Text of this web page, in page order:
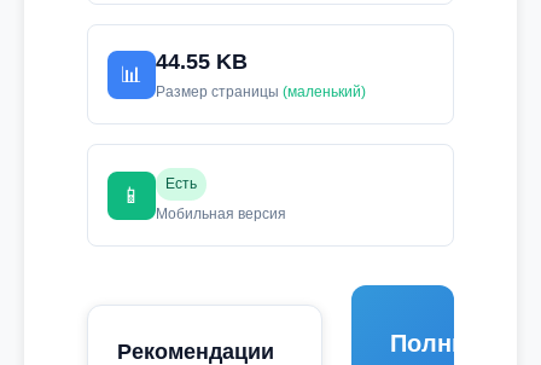
📊
44.55 KB
Размер страницы (маленький)
📱
Есть
Мобильная версия
Рекомендации
Полный